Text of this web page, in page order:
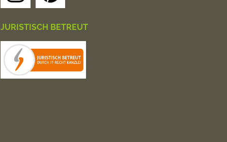
JURISTISCH BETREUT